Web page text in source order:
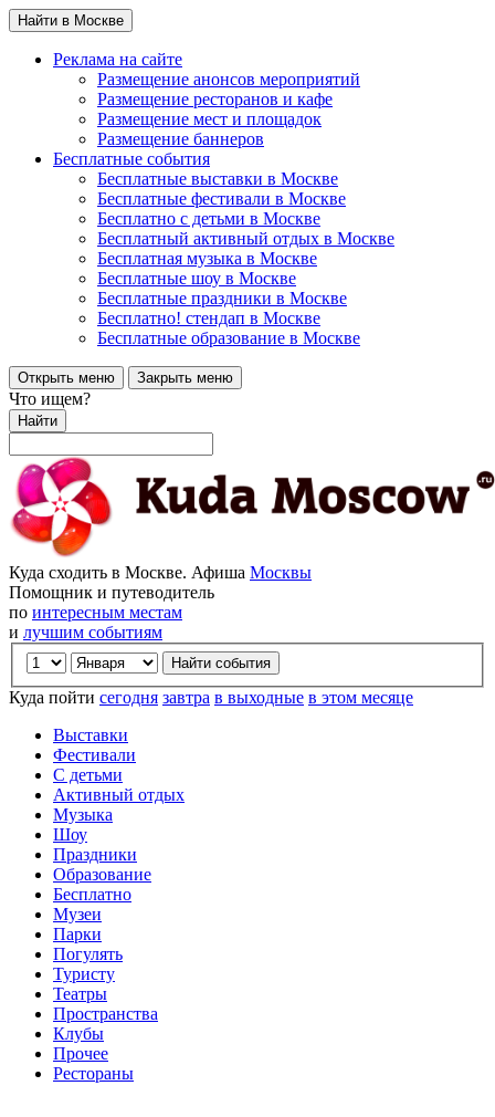
Найти в Москве
Реклама на сайте
Размещение анонсов мероприятий
Размещение ресторанов и кафе
Размещение мест и площадок
Размещение баннеров
Бесплатные события
Бесплатные выставки в Москве
Бесплатные фестивали в Москве
Бесплатно с детьми в Москве
Бесплатный активный отдых в Москве
Бесплатная музыка в Москве
Бесплатные шоу в Москве
Бесплатные праздники в Москве
Бесплатно! стендап в Москве
Бесплатные образование в Москве
Открыть меню Закрыть меню
Что ищем?
Найти
Куда сходить в Москве. Афиша Москвы
Помощник и путеводитель
по интересным местам
и лучшим событиям
Куда пойти сегодня завтра в выходные в этом месяце
Выставки
Фестивали
С детьми
Активный отдых
Музыка
Шоу
Праздники
Образование
Бесплатно
Музеи
Парки
Погулять
Туристу
Театры
Пространства
Клубы
Прочее
Рестораны